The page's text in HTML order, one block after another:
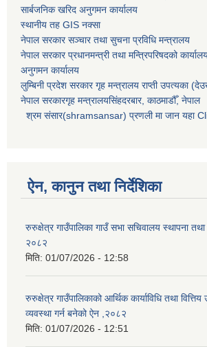
सार्बजनिक खरिद अनुगमन कार्यालय
स्थानीय तह GIS नक्सा
नेपाल सरकारसञ्चार तथा सुचना प्रविधि मन्त्रालय
नेपाल सरकार प्रधानमन्त्री तथा मन्त्रिपरिषदको
अनुगमन कार्यालय
लुम्बिनी प्रदेश सरकार गृह मन्त्रालय राप्ती उपत्यका
नेपाल सरकारगृह मन्त्रालयसिंहदरबार, काठमाडौँ, नेपाल
श्रम संसार(shramsansar) प्रणली मा जान यहा
ऐन, कानुन तथा निर्देशिका
रुरुक्षेत्र गाउँपालिका गाउँ सभा सचिवालय स्थापना तथा
२०८२
मिति: 01/07/2026 - 12:58
रुरुक्षेत्र गाउँपालिकाको आर्थिक कार्याविधि तथा वित्तिय
व्यवस्था गर्न बनेको ऐन ,२०८२
मिति: 01/07/2026 - 12:51